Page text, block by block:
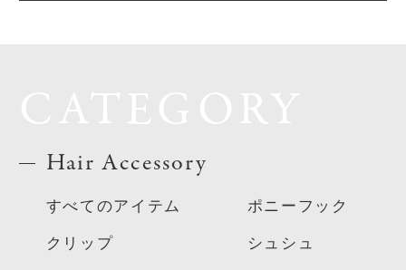
Hair Accessory
すべてのアイテム
クリップ
ポニーフック
シュシュ